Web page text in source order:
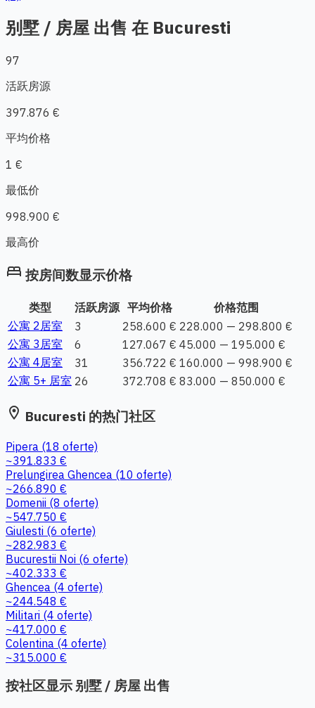
别墅 / 房屋 出售 在 Bucuresti
97
活跃房源
397.876 €
平均价格
1 €
最低价
998.900 €
最高价
bed 按房间数显示价格
类型 活跃房源 平均价格
价格范围
公寓 2居室
3 258.600 € 228.000 — 298.800 €
公寓 3居室
6 127.067 € 45.000 — 195.000 €
公寓 4居室
31 356.722 € 160.000 — 998.900 €
公寓 5+ 居室 26 372.708 € 83.000 — 850.000 €
location_on Bucuresti 的热门社区
Pipera (18 oferte)
~391.833 €
Prelungirea Ghencea (10 oferte)
~266.890 €
Domenii (8 oferte)
~547.750 €
Giulesti (6 oferte)
~282.983 €
Bucurestii Noi (6 oferte)
~402.333 €
Ghencea (4 oferte)
~244.548 €
Militari (4 oferte)
~417.000 €
Colentina (4 oferte)
~315.000 €
按社区显示 别墅 / 房屋 出售